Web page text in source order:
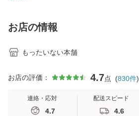
恵 藤本幸三 / 南江
堂 [単行
お店の情報
もったいない本舗
お店の評価： 4.7点 (830件)
連絡・応対
4.7
配送スピード
4.6